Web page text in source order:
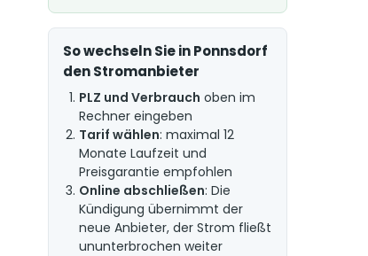
So wechseln Sie in Ponnsdorf
den Stromanbieter
PLZ und Verbrauch oben im
Rechner eingeben
Tarif wählen: maximal 12
Monate Laufzeit und
Preisgarantie empfohlen
Online abschließen: Die
Kündigung übernimmt der
neue Anbieter, der Strom fließt
ununterbrochen weiter